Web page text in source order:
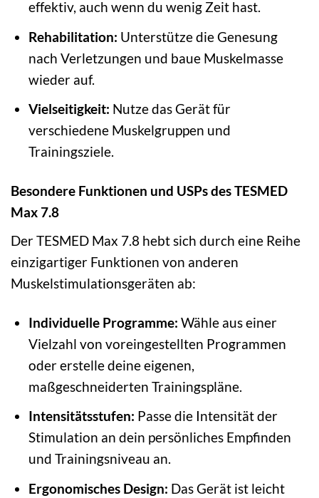
effektiv, auch wenn du wenig Zeit hast.
Rehabilitation: Unterstütze die Genesung
nach Verletzungen und baue Muskelmasse
wieder auf.
Vielseitigkeit: Nutze das Gerät für
verschiedene Muskelgruppen und
Trainingsziele.
Besondere Funktionen und USPs des TESMED
Max 7.8
Der TESMED Max 7.8 hebt sich durch eine Reihe
einzigartiger Funktionen von anderen
Muskelstimulationsgeräten ab:
Individuelle Programme: Wähle aus einer
Vielzahl von voreingestellten Programmen
oder erstelle deine eigenen,
maßgeschneiderten Trainingspläne.
Intensitätsstufen: Passe die Intensität der
Stimulation an dein persönliches Empfinden
und Trainingsniveau an.
Ergonomisches Design: Das Gerät ist leicht